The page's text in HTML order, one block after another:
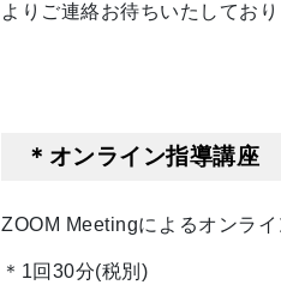
よりご連絡お待ちいたしており
＊オンライン指導講座
ZOOM Meetingによるオンラ
＊1回30分(税別)